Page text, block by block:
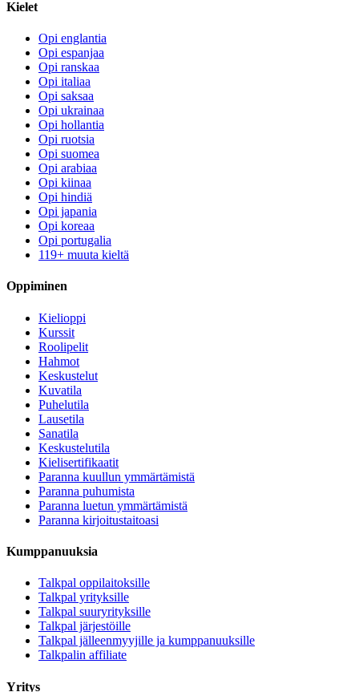
Kielet
Opi englantia
Opi espanjaa
Opi ranskaa
Opi italiaa
Opi saksaa
Opi ukrainaa
Opi hollantia
Opi ruotsia
Opi suomea
Opi arabiaa
Opi kiinaa
Opi hindiä
Opi japania
Opi koreaa
Opi portugalia
119+ muuta kieltä
Oppiminen
Kielioppi
Kurssit
Roolipelit
Hahmot
Keskustelut
Kuvatila
Puhelutila
Lausetila
Sanatila
Keskustelutila
Kielisertifikaatit
Paranna kuullun ymmärtämistä
Paranna puhumista
Paranna luetun ymmärtämistä
Paranna kirjoitustaitoasi
Kumppanuuksia
Talkpal oppilaitoksille
Talkpal yrityksille
Talkpal suuryrityksille
Talkpal järjestöille
Talkpal jälleenmyyjille ja kumppanuuksille
Talkpalin affiliate
Yritys